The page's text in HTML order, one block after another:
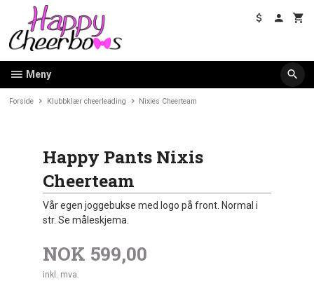
innholdet
Meny
Forside Klubbklær cheerleading Nixies Cheerteam
Happy Pants Nixis
Cheerteam
Vår egen joggebukse med logo på front. Normal i
str. Se måleskjema.
NOK 599,00
inkl. mva.